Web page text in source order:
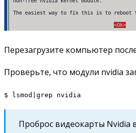
Перезагрузите компьютер
Проверьте, что модули nvidia
$ lsmod|grep nvidia
Проброс видеокарты Nvidia